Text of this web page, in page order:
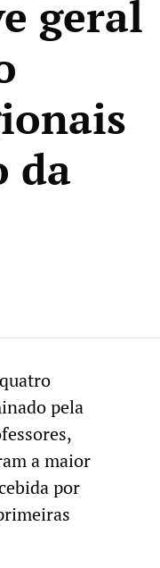
geral
da
pela
a maior
por